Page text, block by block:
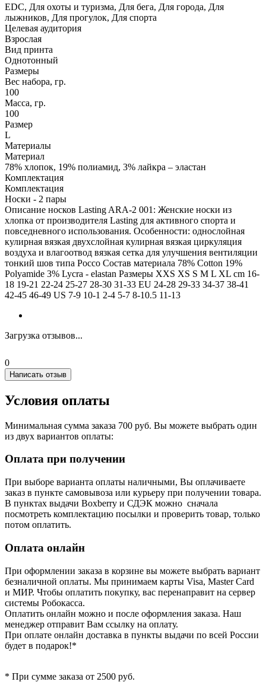
EDC, Для охоты и туризма, Для бега, Для города, Для
лыжников, Для прогулок, Для спорта
Целевая аудитория
Взрослая
Вид принта
Однотонный
Размеры
Вес набора, гр.
100
Масса, гр.
100
Размер
L
Материалы
Материал
78% хлопок, 19% полиамид, 3% лайкра – эластан
Комплектация
Комплектация
Носки - 2 пары
Описание носков Lasting ARA-2 001: Женские носки из
хлопка от производителя Lasting для активного спорта и
повседневного использования. Особенности: однослойная
кулирная вязкая двухслойная кулирная вязкая циркуляция
воздуха и влагоотвод вязкая сетка для улучшения вентиляции
тонкий шов типа Россо Состав материала 78% Cotton 19%
Polyamide 3% Lycra - elastan Размеры XXS XS S M L XL cm 16-
18 19-21 22-24 25-27 28-30 31-33 EU 24-28 29-33 34-37 38-41
42-45 46-49 US 7-9 10-1 2-4 5-7 8-10.5 11-13
Загрузка отзывов...
0
Написать отзыв
Условия оплаты
Минимальная сумма заказа 700 руб. Вы можете выбрать один
из двух вариантов оплаты:
Оплата при получении
При выборе варианта оплаты наличными, Вы оплачиваете
заказ в пункте самовывоза или курьеру при получении товара.
В пунктах выдачи Boxberry и СДЭК можно сначала
посмотреть комплектацию посылки и проверить товар, только
потом оплатить.
Оплата онлайн
При оформлении заказа в корзине вы можете выбрать вариант
безналичной оплаты. Мы принимаем карты Visa, Master Card
и МИР. Чтобы оплатить покупку, вас перенаправит на сервер
системы Робокасса.
Оплатить онлайн можно и после оформления заказа. Наш
менеджер отправит Вам ссылку на оплату.
При оплате онлайн доставка в пункты выдачи по всей России
будет в подарок!*
* При сумме заказа от 2500 руб.